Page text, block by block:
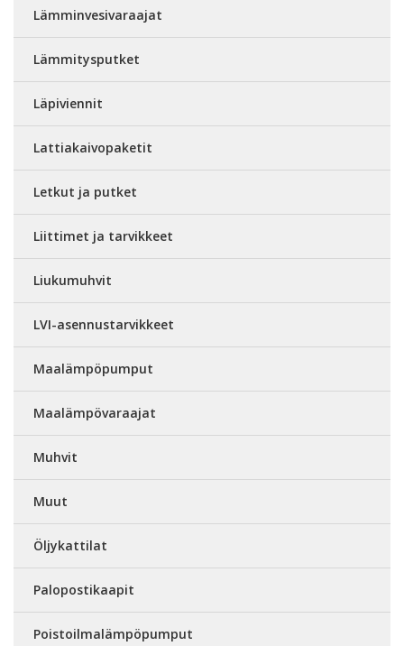
Lämminvesivaraajat
Lämmitysputket
Läpiviennit
Lattiakaivopaketit
Letkut ja putket
Liittimet ja tarvikkeet
Liukumuhvit
LVI-asennustarvikkeet
Maalämpöpumput
Maalämpövaraajat
Muhvit
Muut
Öljykattilat
Palopostikaapit
Poistoilmalämpöpumput